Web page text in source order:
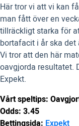
Här tror vi att vi kan
man fått över en
tillräckligt starka för
bortafacit i år ska
Vi tror att den här
oavgjorda resultatet.
Expekt.
Vårt speltips:
Odds: 3.45
Bettingsida: Expekt